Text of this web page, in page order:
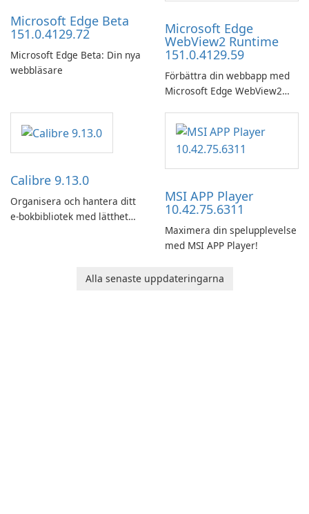
Microsoft Edge Beta
151.0.4129.72
Microsoft Edge Beta: Din nya
webbläsare
Microsoft Edge
WebView2 Runtime
151.0.4129.59
Förbättra din webbapp med
Microsoft Edge WebView2
Calibre 9.13.0
Organisera och hantera ditt
e-bokbibliotek med lätthet
MSI APP Player
10.42.75.6311
Maximera din spelupplevelse
med MSI APP Player!
Alla senaste uppdateringarna